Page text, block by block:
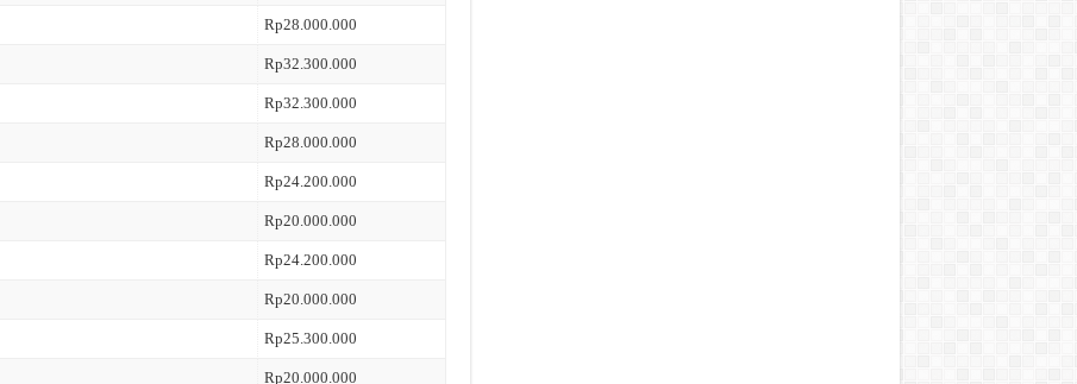
Rp28.000.000
Rp32.300.000
Rp32.300.000
Rp28.000.000
Rp24.200.000
Rp20.000.000
Rp24.200.000
Rp20.000.000
Rp25.300.000
Rp20.000.000